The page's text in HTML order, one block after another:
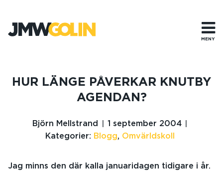
innehåll
MENY
HUR LÄNGE PÅVERKAR KNUTBY
AGENDAN?
Björn Mellstrand
1 september 2004
Kategorier: Blogg, Omvärldskoll
Jag minns den där kalla januaridagen tidigare i år.